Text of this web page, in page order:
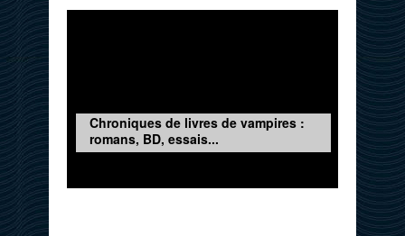
Chroniques de livres de vampires :
romans, BD, essais...